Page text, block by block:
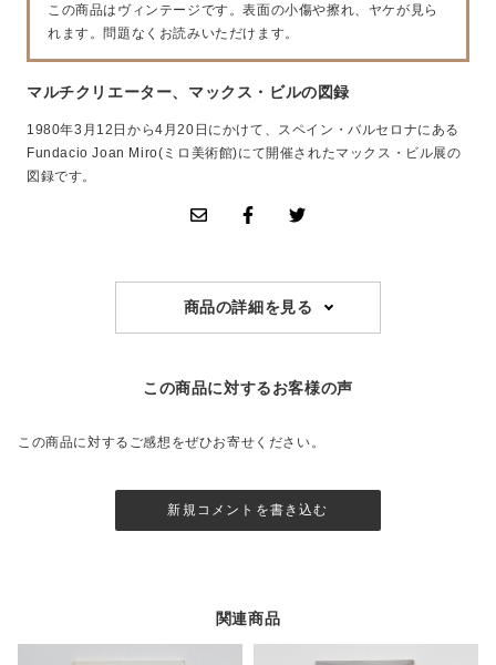
この商品はヴィンテージです。表面の小傷や擦れ、ヤケが見ら
れます。問題なくお読みいただけます。
マルチクリエーター、マックス・ビルの図録
1980年3月12日から4月20日にかけて、スペイン・バルセロナにある
Fundacio Joan Miro(ミロ美術館)にて開催されたマックス・ビル展の
図録です。
商品の詳細を見る
この商品に対するお客様の声
この商品に対するご感想をぜひお寄せください。
新規コメントを書き込む
関連商品